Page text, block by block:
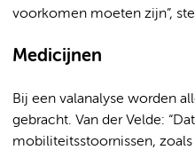
voorkomen moeten zijn”,
Medicijnen
Bij een valanalyse worden
gebracht. Van der Velde:
mobiliteitsstoornissen,